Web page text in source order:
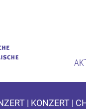
| KONZERT |